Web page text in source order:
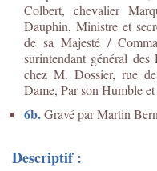
Colbert, chevalier
Dauphin, Ministre et
de sa Majesté /
surintendant général
chez M. Dossier, rue
Dame, Par son Humble
6b.Gravé par Martin
Descriptif :